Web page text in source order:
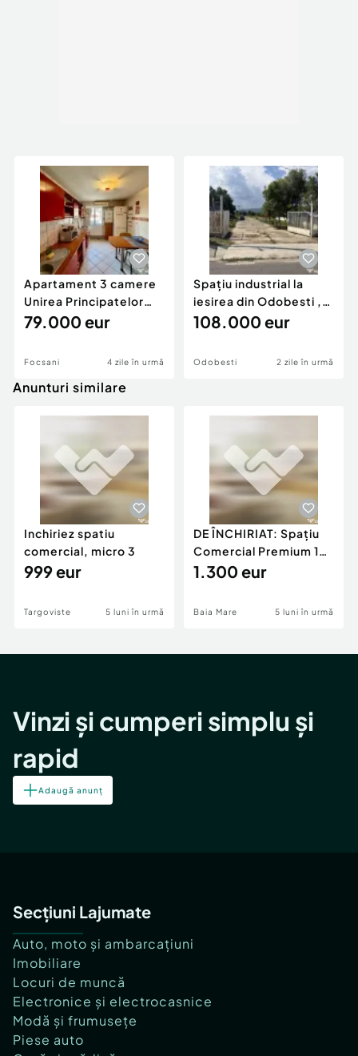
Apartament 3 camere
Unirea Principatelor
Comision zero
79.000 eur
Focsani 4 zile în urmă
Spațiu industrial la
iesirea din Odobesti ,
intrare Bros...
108.000 eur
Odobesti 2 zile în urmă
Anunturi similare
Inchiriez spatiu
comercial, micro 3
999 eur
Targoviste 5 luni în urmă
DE ÎNCHIRIAT: Spațiu
Comercial Premium 146
mp – Vizibili
1.300 eur
Baia Mare 5 luni în urmă
Vinzi și cumperi simplu și
rapid
Adaugă anunț
Secțiuni Lajumate
Auto, moto și ambarcațiuni
Imobiliare
Locuri de muncă
Electronice și electrocasnice
Modă și frumusețe
Piese auto